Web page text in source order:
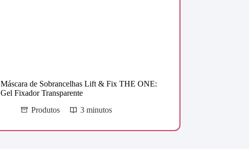
Máscara de Sobrancelhas Lift & Fix THE ONE:
Gel Fixador Transparente
Produtos
3 minutos